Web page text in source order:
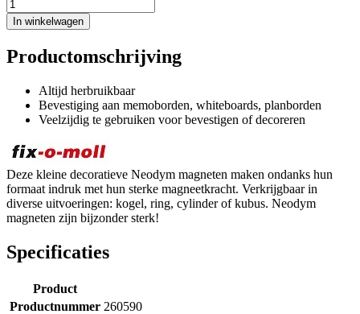
In winkelwagen
Productomschrijving
Altijd herbruikbaar
Bevestiging aan memoborden, whiteboards, planborden
Veelzijdig te gebruiken voor bevestigen of decoreren
Deze kleine decoratieve Neodym magneten maken ondanks hun
formaat indruk met hun sterke magneetkracht. Verkrijgbaar in
diverse uitvoeringen: kogel, ring, cylinder of kubus. Neodym
magneten zijn bijzonder sterk!
Specificaties
Product
Productnummer 260590